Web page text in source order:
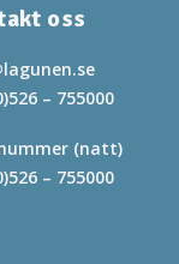
oss
– 755000
(natt)
– 755000